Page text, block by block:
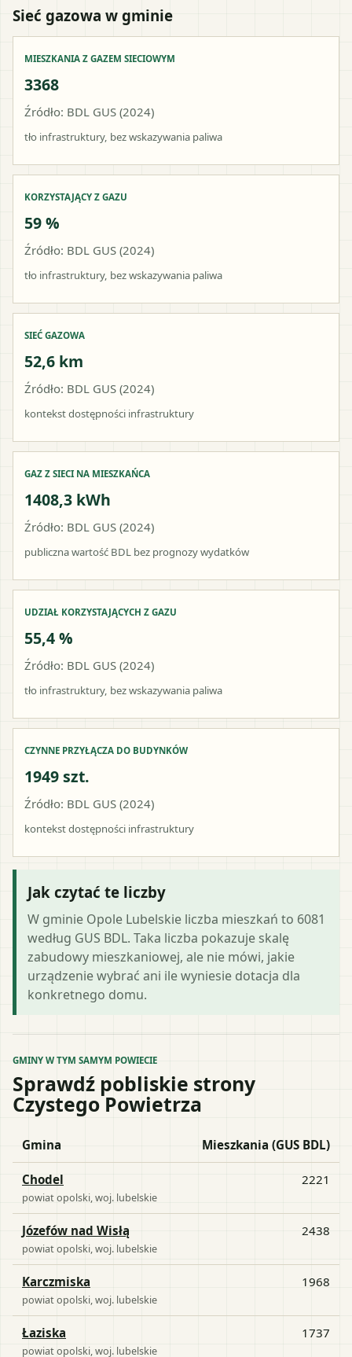
Sieć gazowa w gminie
MIESZKANIA Z GAZEM SIECIOWYM
3368
Źródło: BDL GUS (2024)
tło infrastruktury, bez wskazywania paliwa
KORZYSTAJĄCY Z GAZU
59 %
Źródło: BDL GUS (2024)
tło infrastruktury, bez wskazywania paliwa
SIEĆ GAZOWA
52,6 km
Źródło: BDL GUS (2024)
kontekst dostępności infrastruktury
GAZ Z SIECI NA MIESZKAŃCA
1408,3 kWh
Źródło: BDL GUS (2024)
publiczna wartość BDL bez prognozy wydatków
UDZIAŁ KORZYSTAJĄCYCH Z GAZU
55,4 %
Źródło: BDL GUS (2024)
tło infrastruktury, bez wskazywania paliwa
CZYNNE PRZYŁĄCZA DO BUDYNKÓW
1949 szt.
Źródło: BDL GUS (2024)
kontekst dostępności infrastruktury
Jak czytać te liczby
W gminie Opole Lubelskie liczba mieszkań to 6081
według GUS BDL. Taka liczba pokazuje skalę
zabudowy mieszkaniowej, ale nie mówi, jakie
urządzenie wybrać ani ile wyniesie dotacja dla
konkretnego domu.
GMINY W TYM SAMYM POWIECIE
Sprawdź pobliskie strony
Czystego Powietrza
Gmina Mieszkania (GUS BDL)
Chodel
powiatopolski , woj. lubelskie
2221
Józefów nad Wisłą
powiatopolski , woj. lubelskie
2438
Karczmiska
powiatopolski , woj. lubelskie
1968
Łaziska
powiatopolski , woj. lubelskie
1737